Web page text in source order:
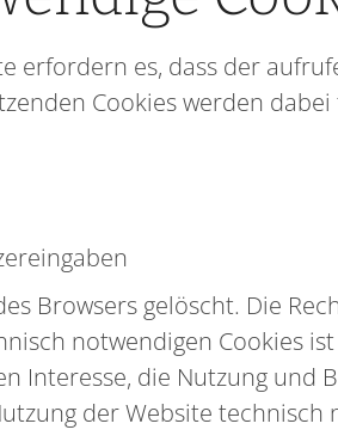
erfordern es, dass der
Cookies werden
Browsers gelöscht. Die
notwendigen Cookies ist
Interesse, die Nutzung und
der Website technisch